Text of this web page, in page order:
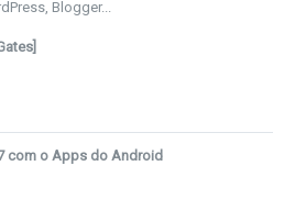
com o Apps do Android